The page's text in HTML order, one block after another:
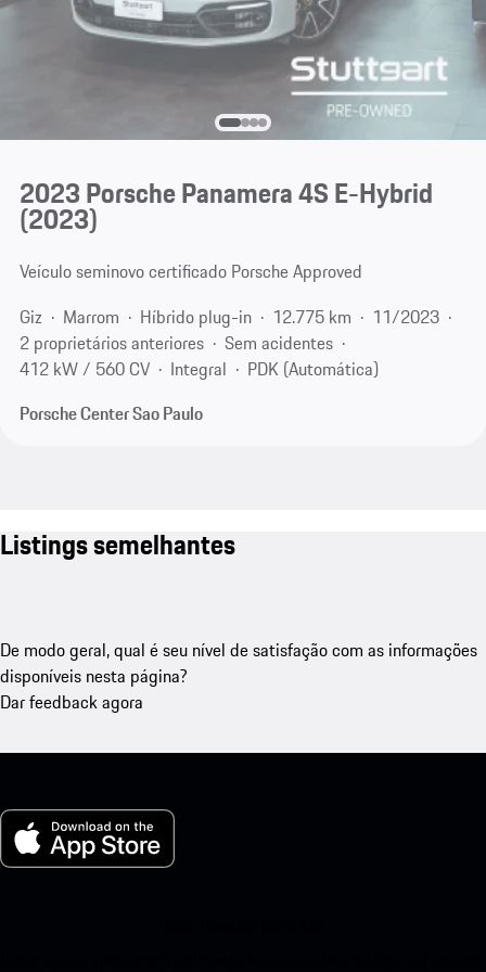
2023 Porsche Panamera 4S E-Hybrid
(2023)
Veículo seminovo certificado Porsche Approved
Giz
Marrom Híbrido plug-in 12.775 km
11/2023
2 proprietários anteriores
Sem acidentes
412 kW / 560 CV
Integral
PDK (Automática)
Porsche Center Sao Paulo
Listings semelhantes
De modo geral, qual é seu nível de satisfação com as informações
disponíveis nesta página?
Dar feedback agora